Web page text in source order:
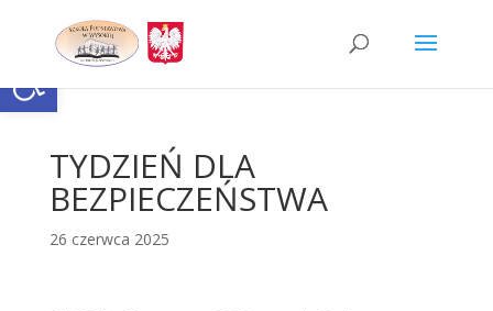
contentOtwórz pasek narzędzi
TYDZIEŃ DLA
BEZPIECZEŃSTWA
26 czerwca 2025